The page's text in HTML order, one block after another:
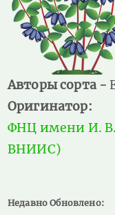
Авторы сорта -
Оригинатор:
ФНЦ имени И.
ВНИИС)
Недавно Обновлено: